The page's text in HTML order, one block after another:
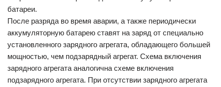
батареи.
После разряда во время аварии, а также периодически
аккумуляторную батарею ставят на заряд от специально
установленного зарядного агрегата, обладающего большей
мощностью, чем подзарядный агрегат. Схема включения
зарядного агрегата аналогична схеме включения
подзарядного агрегата. При отсутствии зарядного агрегата